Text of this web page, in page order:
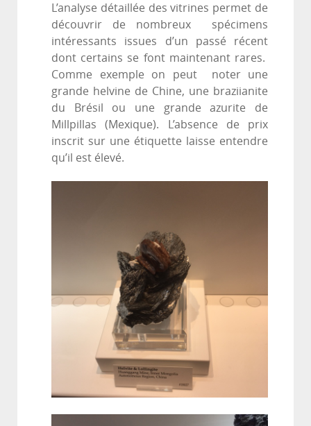
L’analyse détaillée des vitrines permet de
découvrir de nombreux spécimens
intéressants issues d’un passé récent
dont certains se font maintenant rares.
Comme exemple on peut noter une
grande helvine de Chine, une braziianite
du Brésil ou une grande azurite de
Millpillas (Mexique). L’absence de prix
inscrit sur une étiquette laisse entendre
qu’il est élevé.